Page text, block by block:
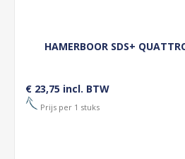
HAMERBOOR SDS+
€ 23,75 incl. BTW
Prijs per 1 stuks